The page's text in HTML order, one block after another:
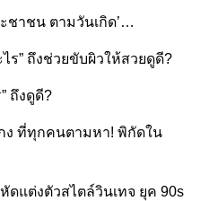
ะชาชน ตามวันเกิด’…
ร” ถึงช่วยขับผิวให้สวยดูดี?
ถึงดูดี?
ง ที่ทุกคนตามหา! พิกัดใน
แต่งตัวสไตล์วินเทจ ยุค 90s